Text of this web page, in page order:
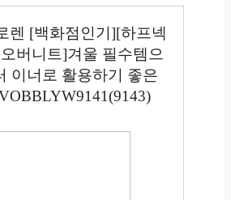
렌 [백화점인기][하프넥
버니트]겨울 필수템으
이너로 활용하기 좋은